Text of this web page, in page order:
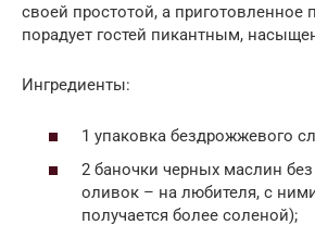
своей простотой, а приготовленное
порадует гостей пикантным,
Ингредиенты:
1 упаковка бездрожжевого
2 баночки черных маслин
оливок – на любителя, с
получается более соленой);